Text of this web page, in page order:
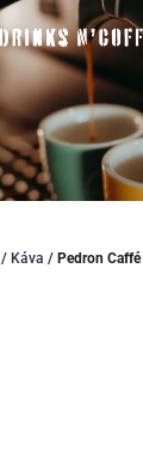
Domů
/ Káva / Pedron